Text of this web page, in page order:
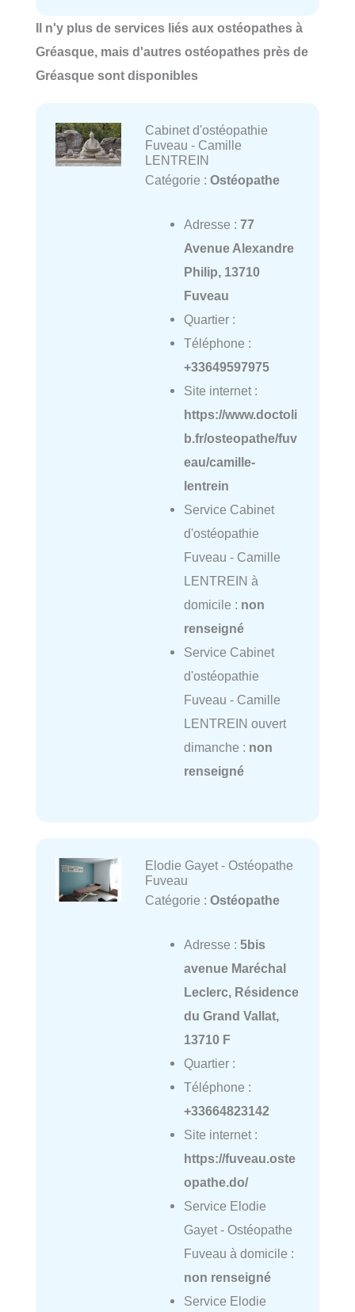
Il n'y plus de services liés aux ostéopathes à
Gréasque, mais d'autres ostéopathes près de
Gréasque sont disponibles
Cabinet d'ostéopathie
Fuveau - Camille
LENTREIN
Catégorie : Ostéopathe
Adresse : 77
Avenue Alexandre
Philip, 13710
Fuveau
Quartier :
Téléphone :
+33649597975
Site internet :
https://www.doctoli
b.fr/osteopathe/fuv
eau/camille-
lentrein
Service Cabinet
d'ostéopathie
Fuveau - Camille
LENTREIN à
domicile : non
renseigné
Service Cabinet
d'ostéopathie
Fuveau - Camille
LENTREIN ouvert
dimanche : non
renseigné
Elodie Gayet - Ostéopathe
Fuveau
Catégorie : Ostéopathe
Adresse : 5bis
avenue Maréchal
Leclerc, Résidence
du Grand Vallat,
13710 F
Quartier :
Téléphone :
+33664823142
Site internet :
https://fuveau.oste
opathe.do/
Service Elodie
Gayet - Ostéopathe
Fuveau à domicile :
non renseigné
Service Elodie